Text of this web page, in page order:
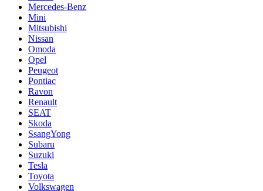
Mercedes-Benz
Mini
Mitsubishi
Nissan
Omoda
Opel
Peugeot
Pontiac
Ravon
Renault
SEAT
Skoda
SsangYong
Subaru
Suzuki
Tesla
Toyota
Volkswagen